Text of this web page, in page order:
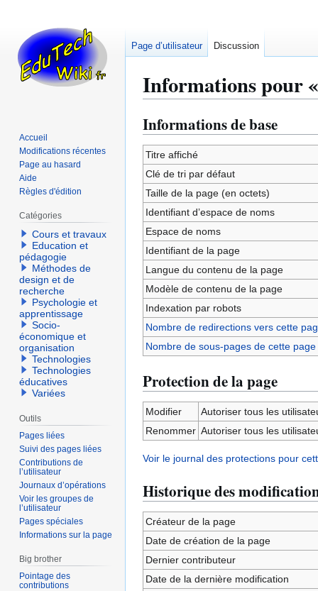
Informations pour
Aller
à
la
navigation
Aller
à
la
recherche
Informations de base
Titre affiché
Clé de tri par défaut
Taille de la page (en octets)
Identifiant dʼespace de noms
Espace de noms
Identifiant de la page
Langue du contenu de la page
Modèle de contenu de la page
Indexation par robots
Nombre de redirections vers cette
Nombre de sous-pages de cette page
Protection de la page
Modifier
Autoriser tous les
Renommer Autoriser tous les
Voir le journal des protections pour
Historique des
Créateur de la page
Date de création de la page
Dernier contributeur
Date de la dernière modification
Page d’utilisateur Discussion
Accueil
Modifications récentes
Page au hasard
Aide
Règles d'édition
Catégories
Cours et travaux
Education et
pédagogie
Méthodes de
design et de
recherche
Psychologie et
apprentissage
Socio-
économique et
organisation
Technologies
Technologies
éducatives
Variées
Outils
Pages liées
Suivi des pages liées
Contributions de
l’utilisateur
Journaux d’opérations
Voir les groupes de
l’utilisateur
Pages spéciales
Informations sur la page
Big brother
Pointage des
contributions